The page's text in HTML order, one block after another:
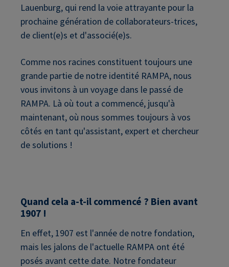
Lauenburg, qui rend la voie attrayante pour la
prochaine génération de collaborateurs-trices,
de client(e)s et d'associé(e)s.
Comme nos racines constituent toujours une
grande partie de notre identité RAMPA, nous
vous invitons à un voyage dans le passé de
RAMPA. Là où tout a commencé, jusqu'à
maintenant, où nous sommes toujours à vos
côtés en tant qu'assistant, expert et chercheur
de solutions !
Quand cela a-t-il commencé ? Bien avant
1907 !
En effet, 1907 est l'année de notre fondation,
mais les jalons de l'actuelle RAMPA ont été
posés avant cette date. Notre fondateur